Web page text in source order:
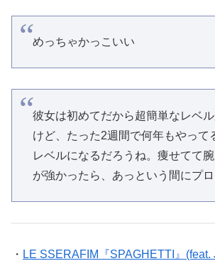
めっちゃかっこいい
彼女は初めてだから超簡単なレベ
けど、たった2週間で何年もやって
レベルになるだろうね。痩せてて
が強かったら、あっという間にプ
・ LE SSERAFIM『SPAGHETTI』(feat.